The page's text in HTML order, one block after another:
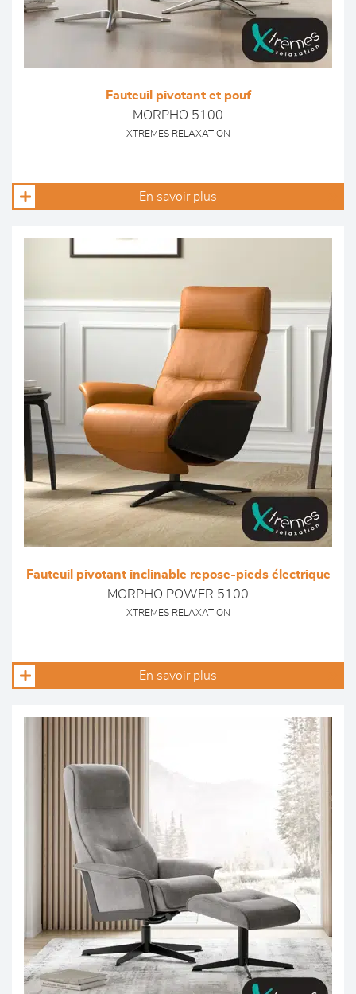
Fauteuil pivotant et pouf
MORPHO 5100
XTREMES RELAXATION
En savoir plus
Fauteuil pivotant inclinable repose-pieds électrique
MORPHO POWER 5100
XTREMES RELAXATION
En savoir plus